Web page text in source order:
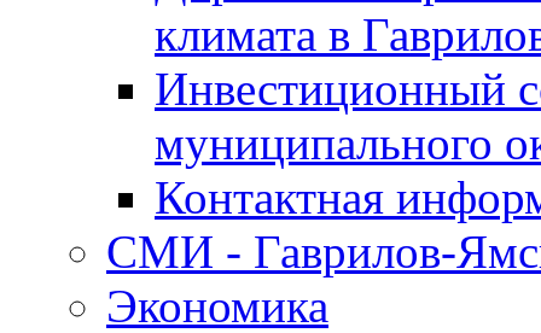
климата в
Инвестиционный
муниципального
Контактная
СМИ - Гаврилов-
Экономика